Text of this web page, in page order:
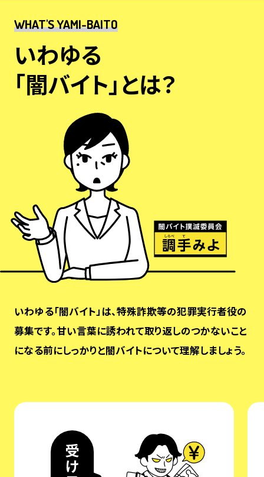
ギャンブル詐欺
その他の特殊詐欺
WHAT'S YAMI-BAITO
いわゆる
「闇バイト」とは？
いわゆる「闇バイト」は、特殊詐欺等の犯罪実行者役の
募集です。甘い言葉に誘われて取り返しのつかないこと
になる前にしっかりと闇バイトについて理解しましょう。